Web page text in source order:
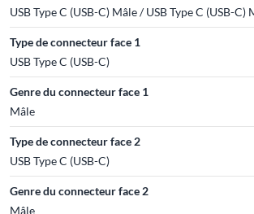
USB Type C (USB-C) Mâle / USB Type C (USB-C)
Type de connecteur face 1
USB Type C (USB-C)
Genre du connecteur face 1
Mâle
Type de connecteur face 2
USB Type C (USB-C)
Genre du connecteur face 2
Mâle